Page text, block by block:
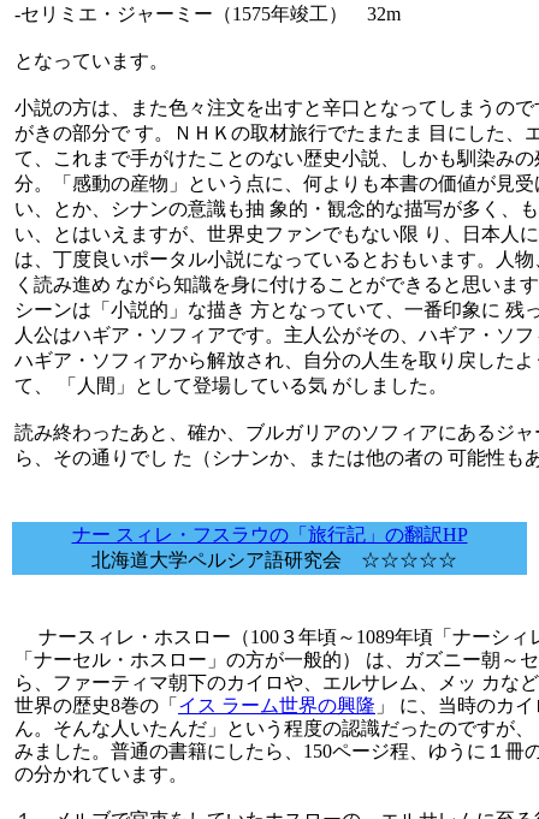
-セリミエ・ジャーミー（1575年竣工） 32m
となっています。
小説の方は、また色々注文を出すと辛口となってしまうの
がきの部分で す。ＮＨＫの取材旅行でたまたま 目にした
て、これまで手がけたことのない歴史小説、しかも馴染み
分。「感動の産物」という点に、何よりも本書の価値が見
い、とか、シナンの意識も抽 象的・観念的な描写が多く、
い、とはいえますが、世界史ファンでもない限 り、日本人
は、丁度良いポータル小説になっているとおもいます。人
く読み進め ながら知識を身に付けることができると思いま
シーンは「小説的」な描き 方となっていて、一番印象に
人公はハギア・ソフィアです。主人公がその、ハギア・ソ
ハギア・ソフィアから解放され、自分の人生を取り戻した
て、 「人間」として登場している気 がしました。
読み終わったあと、確か、ブルガリアのソフィアにあるジ
ら、その通りでし た（シナンか、または他の者の 可能性も
ナー スィレ・フスラウの「旅行記」の翻訳HP
北海道大学ペルシア語研究会 ☆☆☆☆☆
ナースィレ・ホスロー（100３年頃～1089年頃「ナーシ
「ナーセル・ホスロー」の方が一般的） は、ガズニー朝～
ら、ファーティマ朝下のカイロや、エルサレム、メッ カな
世界の歴史8巻の「 イス ラーム世界の興隆 」 に、当時のカ
ん。そんな人いたんだ」という程度の認識だったのですが
みました。普通の書籍にしたら、150ページ程、ゆうに１
の分かれています。